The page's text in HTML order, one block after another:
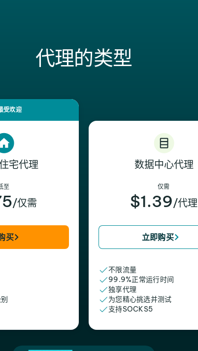
代理的类型
受欢迎
宅代理
至
/仅需
买
数据中心代理
仅需
$1.39/代理
立即购买
不限流量
99.9%正常运行时间
独享代理
为您精心挑选并测试
支持SOCKS5